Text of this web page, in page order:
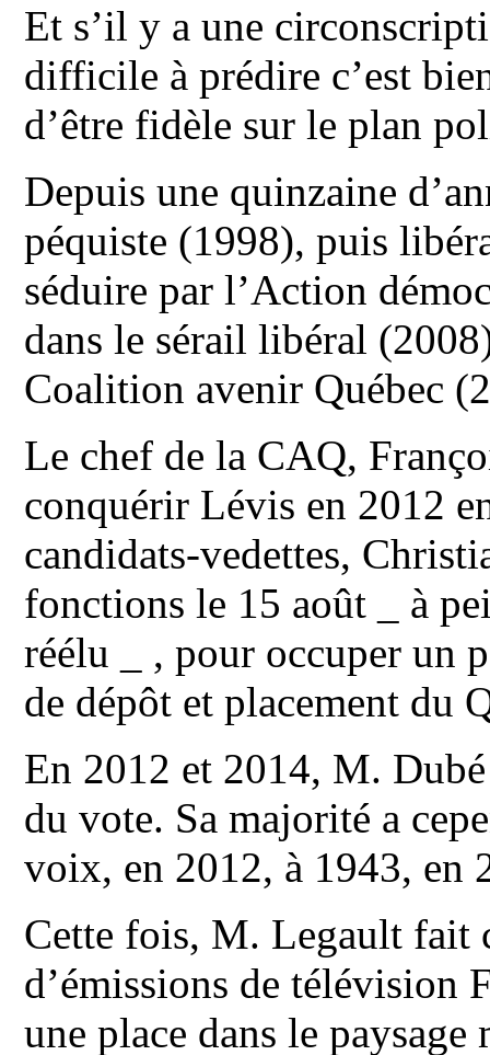
Et s’il y a une
difficile à prédire c’est
d’être fidèle sur le plan
Depuis une quinzaine
péquiste (1998), puis
séduire par l’Action
dans le sérail libéral
Coalition avenir Québec
Le chef de la CAQ,
conquérir Lévis en 2012
candidats-vedettes,
fonctions le 15 août _ à
réélu _ , pour occuper un
de dépôt et placement du
En 2012 et 2014, M.
du vote. Sa majorité a
voix, en 2012, à 1943, en
Cette fois, M. Legault fait
d’émissions de télévision
une place dans le